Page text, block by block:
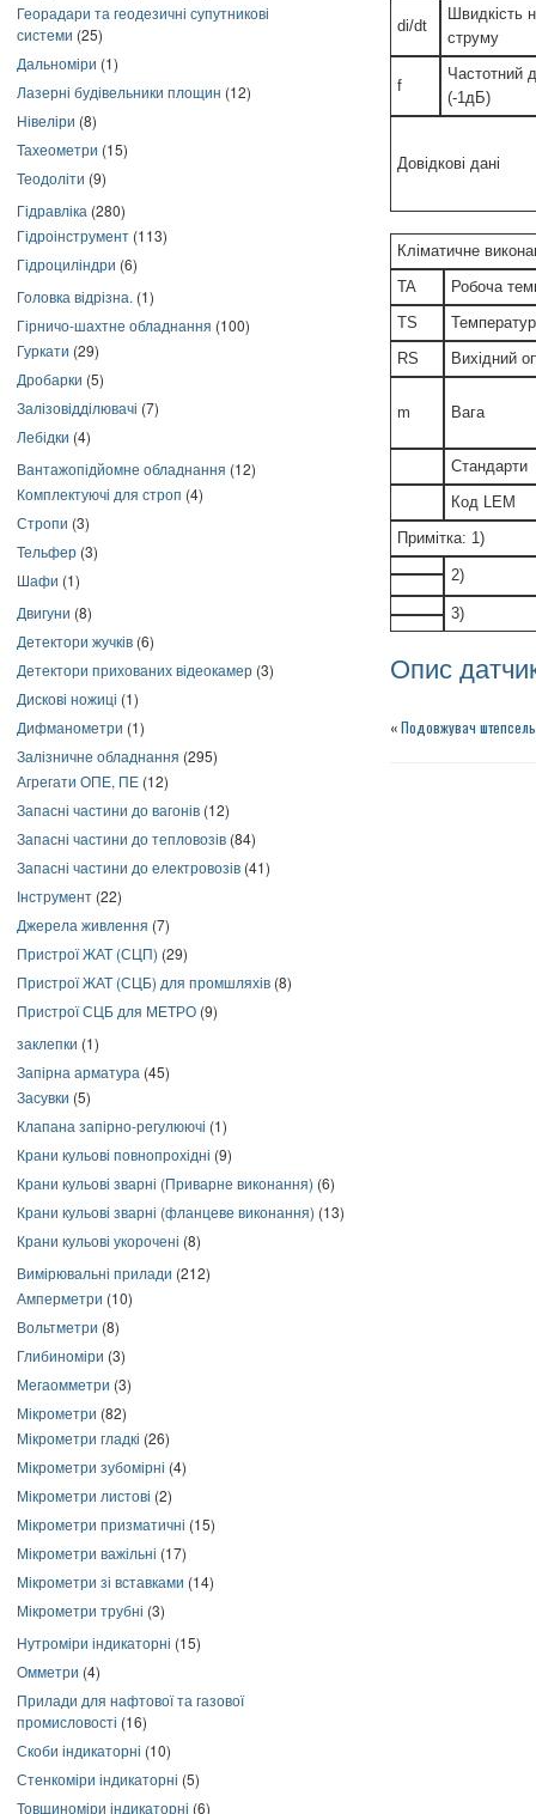
Георадари та геодезичні супутникові
системи (25)
Дальноміри (1)
Лазерні будівельники площин (12)
Нівеліри (8)
Тахеометри (15)
Теодоліти (9)
Гідравліка (280)
Гідроінструмент (113)
Гідроциліндри (6)
Головка відрізна. (1)
Гірничо-шахтне обладнання (100)
Гуркати (29)
Дробарки (5)
Залізовідділювачі (7)
Лебідки (4)
Вантажопідйомне обладнання (12)
Комплектуючі для строп (4)
Стропи (3)
Тельфер (3)
Шафи (1)
Двигуни (8)
Детектори жучків (6)
Детектори прихованих відеокамер (3)
Дискові ножиці (1)
Дифманометри (1)
Залізничне обладнання (295)
Агрегати ОПЕ, ПЕ (12)
Запасні частини до вагонів (12)
Запасні частини до тепловозів (84)
Запасні частини до електровозів (41)
Інструмент (22)
Джерела живлення (7)
Пристрої ЖАТ (СЦП) (29)
Пристрої ЖАТ (СЦБ) для промшляхів (8)
Пристрої СЦБ для МЕТРО (9)
заклепки (1)
Запірна арматура (45)
Засувки (5)
Клапана запірно-регулюючі (1)
Крани кульові повнопрохідні (9)
Крани кульові зварні (Приварне виконання) (6)
Крани кульові зварні (фланцеве виконання) (13)
Крани кульові укорочені (8)
Вимірювальні прилади (212)
Амперметри (10)
Вольтметри (8)
Глибиноміри (3)
Мегаомметри (3)
Мікрометри (82)
Мікрометри гладкі (26)
Мікрометри зубомірні (4)
Мікрометри листові (2)
Мікрометри призматичні (15)
Мікрометри важільні (17)
Мікрометри зі вставками (14)
Мікрометри трубні (3)
Нутроміри індикаторні (15)
Омметри (4)
Прилади для нафтової та газової
промисловості (16)
Скоби індикаторні (10)
Стенкоміри індикаторні (5)
Товщиноміри індикаторні (6)
di/dt
Швидкість
струму
f
Частотний
(-1дБ)
Довідкові дані
Кліматичне
TA
Робоча
TS
RS
Вихідний
m Вага
Стандарти
Код LEM
Примітка: 1)
2)
3)
Опис
«Подовжувач